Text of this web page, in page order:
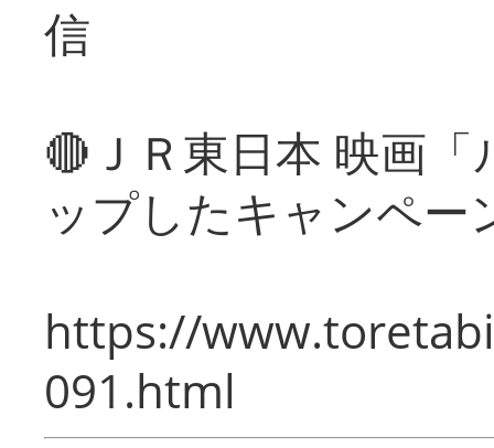
信
🔴ＪＲ東日本 映画
ップしたキャンペー
https://
091.html